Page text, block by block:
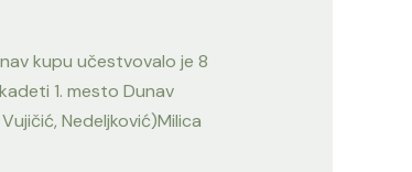
kupu učestvovalo je 8
1. mesto Dunav
Nedeljković)Milica